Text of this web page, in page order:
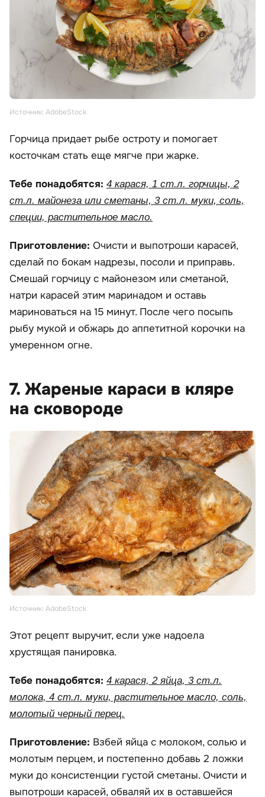
Источник: AdobeStock
Горчица придает рыбе остроту и помогает
косточкам стать еще мягче при жарке.
Тебе понадобятся: 4 карася, 1 ст.л. горчицы, 2
ст.л. майонеза или сметаны, 3 ст.л. муки, соль,
специи, растительное масло.
Приготовление: Очисти и выпотроши карасей,
сделай по бокам надрезы, посоли и приправь.
Смешай горчицу с майонезом или сметаной,
натри карасей этим маринадом и оставь
мариноваться на 15 минут. После чего посыпь
рыбу мукой и обжарь до аппетитной корочки на
умеренном огне.
7. Жареные караси в кляре
на сковороде
Источник: AdobeStock
Этот рецепт выручит, если уже надоела
хрустящая панировка.
Тебе понадобятся: 4 карася, 2 яйца, 3 ст.л.
молока, 4 ст.л. муки, растительное масло, соль,
молотый черный перец.
Приготовление: Взбей яйца с молоком, солью и
молотым перцем, и постепенно добавь 2 ложки
муки до консистенции густой сметаны. Очисти и
выпотроши карасей, обваляй их в оставшейся